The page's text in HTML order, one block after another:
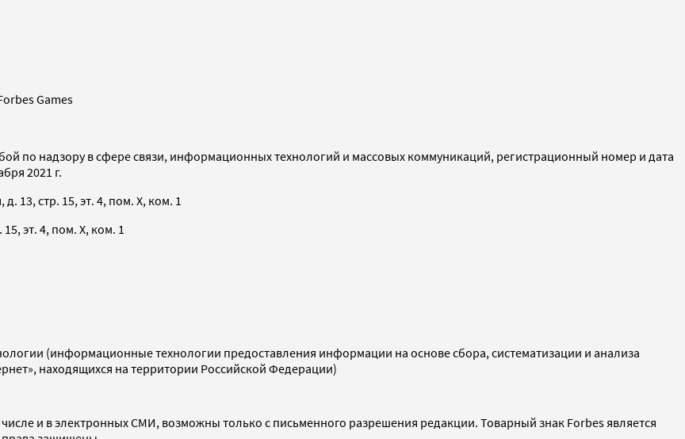
Games
по надзору в сфере связи, информационных технологий и массовых коммуникаций, регистрационный номер и дата
2021 г.
13, стр. 15, эт. 4, пом. X, ком. 1
эт. 4, пом. X, ком. 1
(информационные технологии предоставления информации на основе сбора, систематизации и анализа
находящихся на территории Российской Федерации)
и в электронных СМИ, возможны только с письменного разрешения редакции. Товарный знак Forbes является